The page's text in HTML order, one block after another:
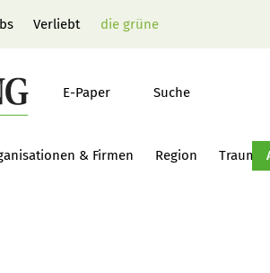
Verliebt die grüne
E-Paper Suche
& Firmen Region